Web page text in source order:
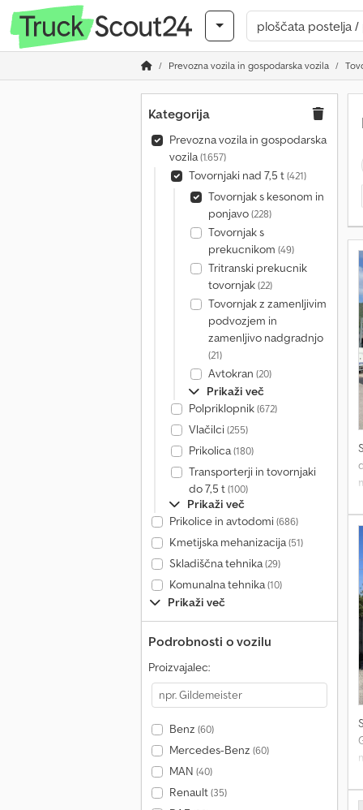
Prevozna vozila in gospodarska vozila
Kategorija
Prevozna vozila in gospodarska
vozila(1.657)
Tovornjaki nad 7,5 t(421)
Tovornjak s kesonom in
ponjavo(228)
Tovornjak s
prekucnikom (49)
Tritranski prekucnik
tovornjak(22)
Tovornjak z zamenljivim
podvozjem in
zamenljivo nadgradnjo
(21)
Avtokran (20)
Prikaži več
Polpriklopnik(672)
Vlačilci(255)
Prikolica(180)
Transporterji in tovornjaki
do 7,5 t(100)
Prikaži več
Prikolice in avtodomi(686)
Kmetijska mehanizacija(51)
Skladiščna tehnika(29)
Komunalna tehnika(10)
Prikaži več
Podrobnosti o vozilu
Proizvajalec:
Benz (60)
Mercedes-Benz (60)
MAN (40)
Renault(35)